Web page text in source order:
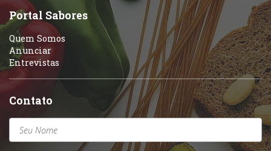
Portal Sabores
Quem Somos
Anunciar
Entrevistas
Contato